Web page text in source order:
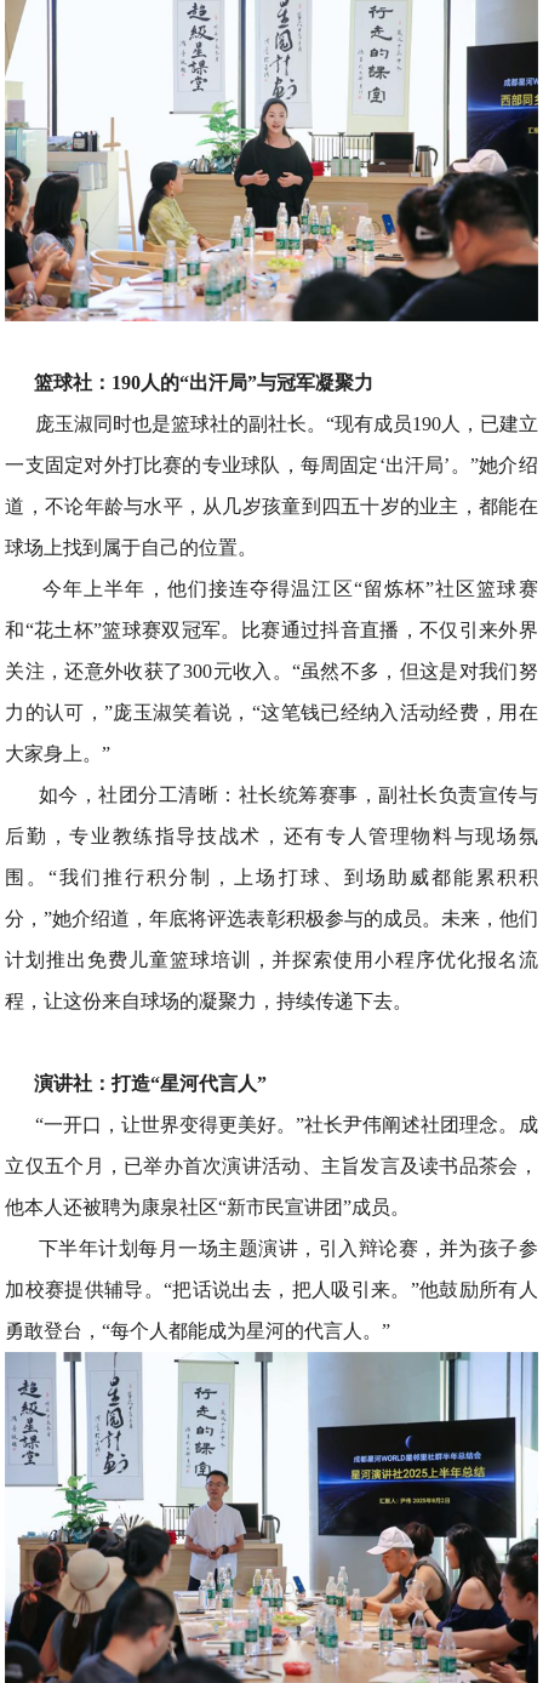
篮球社：190人的“出汗局”与冠军凝聚力
庞玉淑同时也是篮球社的副社长。“现有成员190人，已建立
一支固定对外打比赛的专业球队，每周固定‘出汗局’。”她介绍
道，不论年龄与水平，从几岁孩童到四五十岁的业主，都能在
球场上找到属于自己的位置。
今年上半年，他们接连夺得温江区“留炼杯”社区篮球赛
和“花土杯”篮球赛双冠军。比赛通过抖音直播，不仅引来外界
关注，还意外收获了300元收入。“虽然不多，但这是对我们努
力的认可，”庞玉淑笑着说，“这笔钱已经纳入活动经费，用在
大家身上。”
如今，社团分工清晰：社长统筹赛事，副社长负责宣传与
后勤，专业教练指导技战术，还有专人管理物料与现场氛
围。“我们推行积分制，上场打球、到场助威都能累积积
分，”她介绍道，年底将评选表彰积极参与的成员。未来，他们
计划推出免费儿童篮球培训，并探索使用小程序优化报名流
程，让这份来自球场的凝聚力，持续传递下去。
演讲社：打造“星河代言人”
“一开口，让世界变得更美好。”社长尹伟阐述社团理念。成
立仅五个月，已举办首次演讲活动、主旨发言及读书品茶会，
他本人还被聘为康泉社区“新市民宣讲团”成员。
下半年计划每月一场主题演讲，引入辩论赛，并为孩子参
加校赛提供辅导。“把话说出去，把人吸引来。”他鼓励所有人
勇敢登台，“每个人都能成为星河的代言人。”